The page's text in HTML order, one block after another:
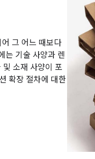
그 어느 때보다
는 기술 사양과 렌
및 소재 사양이 포
확장 절차에 대한